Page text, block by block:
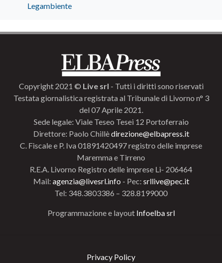
Legambiente
Copyright 2021 © Live srl - Tutti i diritti sono riservati
Testata giornalistica registrata al Tribunale di Livorno n° 3
del 07 Aprile 2021.
Sede legale: Viale Teseo Tesei 12 Portoferraio
Direttore: Paolo Chillèdirezione@elbapress.it
C. Fiscale e P. Iva 01891420497 registro delle imprese
Maremma e Tirreno
R.E.A. Livorno Registro delle imprese Li- 206464
Mail: agenzia@livesrl.info - Pec: srllive@pec.it
Tel: 348.3803386 – 328.8199000
Programmazione e layout Infoelba srl
Privacy Policy